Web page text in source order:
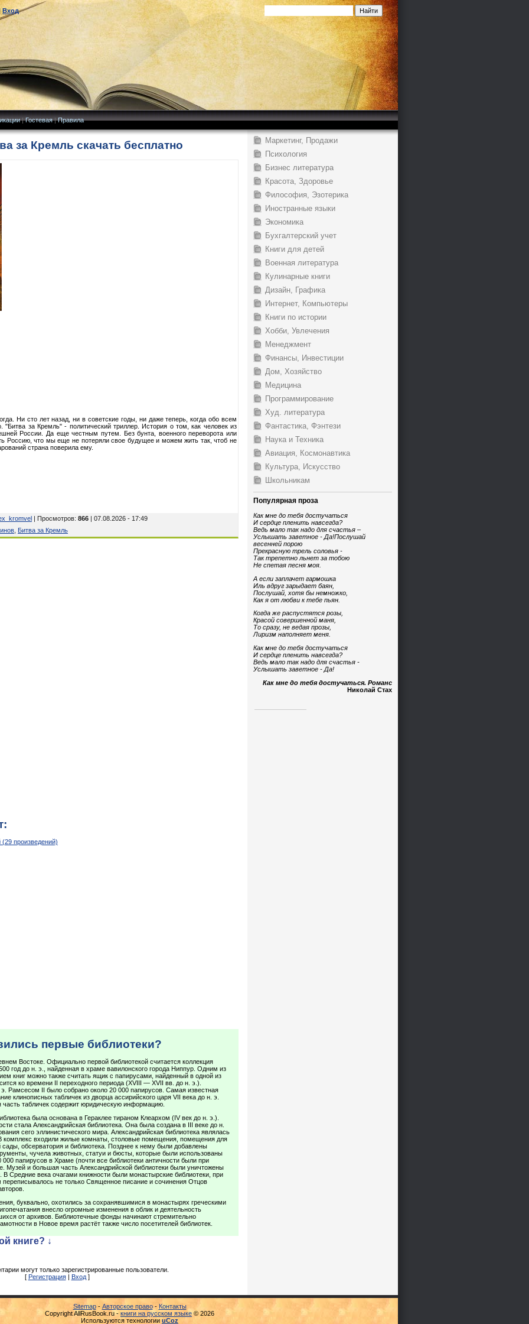
Вход
|Гостевая|Правила
за Кремль скачать бесплатно
Ни сто лет назад, ни в советские годы, ни даже теперь, когда обо всем
за Кремль" - политический триллер. История о том, как человек из
России. Да еще честным путем. Без бунта, военного переворота или
Россию, что мы еще не потеряли свое будущее и можем жить так, чтоб не
страна поверила ему.
| Просмотров: 866 | 07.08.2026 - 17:49
Битва за Кремль
произведений)
первые библиотеки?
Востоке. Официально первой библиотекой считается коллекция
год до н. э., найденная в храме вавилонского города Ниппур. Одним из
книг можно также считать ящик с папирусами, найденный в одной из
ко времени II переходного периода (XVIII — XVII вв. до н. э.).
э. Рамсесом II было собрано около 20 000 папирусов. Самая известная
клинописных табличек из дворца ассирийского царя VII века до н. э.
табличек содержит юридическую информацию.
была основана в Гераклее тираном Клеархом (IV век до н. э.).
стала Александрийская библиотека. Она была создана в III веке до н.
сего эллинистического мира. Александрийская библиотека являлась
комплекс входили жилые комнаты, столовые помещения, помещения для
сады, обсерватория и библиотека. Позднее к нему были добавлены
чучела животных, статуи и бюсты, которые были использованы
папирусов в Храме (почти все библиотеки античности были при
Музей и большая часть Александрийской библиотеки были уничтожены
Средние века очагами книжности были монастырские библиотеки, при
переписывалось не только Священное писание и сочинения Отцов
буквально, охотились за сохранявшимися в монастырях греческими
внесло огромные изменения в облик и деятельность
от архивов. Библиотечные фонды начинают стремительно
в Новое время растёт также число посетителей библиотек.
книге? ↓
могут только зарегистрированные пользователи.
[ Регистрация| Вход]
Маркетинг, Продажи
Психология
Бизнес литература
Красота, Здоровье
Философия, Эзотерика
Иностранные языки
Экономика
Бухгалтерский учет
Книги для детей
Военная литература
Кулинарные книги
Дизайн, Графика
Интернет, Компьютеры
Книги по истории
Хобби, Увлечения
Менеджмент
Финансы, Инвестиции
Дом, Хозяйство
Медицина
Программирование
Худ. литература
Фантастика, Фэнтези
Наука и Техника
Авиация, Космонавтика
Культура, Искусство
Школьникам
Популярная проза
Как мне до тебя достучаться
И сердце пленить навсегда?
Ведь мало так надо для счастья –
Услышать заветное - Да!Послушай
весенней порою
Прекрасную трель соловья -
Так трепетно льнет за тобою
Не спетая песня моя.
А если заплачет гармошка
Иль вдруг зарыдает баян,
Послушай, хотя бы немножко,
Как я от любви к тебе пьян.
Когда же распустятся розы,
Красой совершенной маня,
То сразу, не ведая прозы,
Лиризм наполняет меня.
Как мне до тебя достучаться
И сердце пленить навсегда?
Ведь мало так надо для счастья -
Услышать заветное - Да!
Как мне до тебя достучаться. Романс
Николай Стах
Sitemap- Авторское право- Контакты
Copyright AllRusBook.ru - книги на русском языке © 2026
Используются технологии uCoz